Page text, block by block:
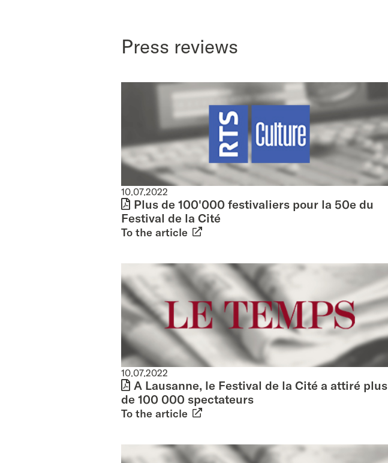
Press reviews
10.07.2022
Plus de 100'000 festivaliers pour la 50e du
Festival de la Cité
To the article
10.07.2022
A Lausanne, le Festival de la Cité a attiré plus
de 100 000 spectateurs
To the article